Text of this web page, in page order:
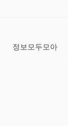
정보모두모아